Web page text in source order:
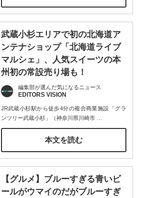
武蔵小杉エリアで初の北海道ア
ンテナショップ「北海道ライブ
マルシェ」、人気スイーツの本
州初の常設売り場も！
編集部が選んだ気になるニュース
EDITORS VISION
JR武蔵小杉駅から徒歩4分の複合商業施設「グラ
ンツリー武蔵小杉」（神奈川県川崎市…
本文を読む
【グルメ】ブルーすぎる青いビ
ールがウマイのだがブルーすぎ